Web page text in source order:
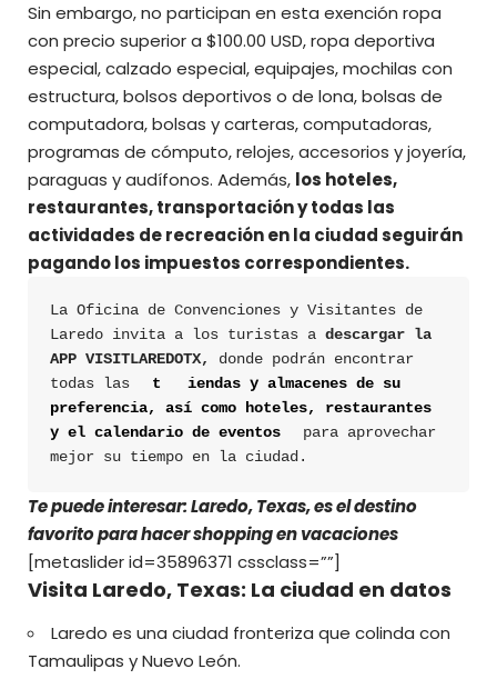
Sin embargo, no participan en esta exención ropa
con precio superior a $100.00 USD, ropa deportiva
especial, calzado especial, equipajes, mochilas con
estructura, bolsos deportivos o de lona, bolsas de
computadora, bolsas y carteras, computadoras,
programas de cómputo, relojes, accesorios y joyería,
paraguas y audífonos. Además, los hoteles,
restaurantes, transportación y todas las
actividades de recreación en la ciudad seguirán
pagando los impuestos correspondientes.
La Oficina de Convenciones y Visitantes de
Laredo invita a los turistas a descargar la
APP VISITLAREDOTX,
donde podrán encontrar
todas las
t
iendas y almacenes de su
preferencia, así como hoteles, restaurantes
y el calendario de eventos
para aprovechar
mejor su tiempo en la ciudad.
Te puede interesar: Laredo, Texas, es el destino
favorito para hacer shopping en vacaciones
[metaslider id=35896371 cssclass=””]
Visita Laredo, Texas: La ciudad en datos
Laredo es una ciudad fronteriza que colinda con
Tamaulipas y Nuevo León.